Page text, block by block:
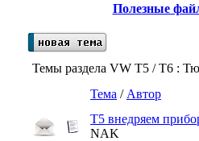
Полезные
Темы раздела VW T5 / T6 :
Тема / Автор
Т5 внедряем
NAK